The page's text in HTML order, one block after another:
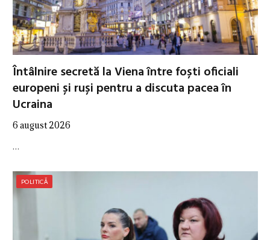
Întâlnire secretă la Viena între foști oficiali
europeni și ruși pentru a discuta pacea în
Ucraina
6 august 2026
…
POLITICĂ